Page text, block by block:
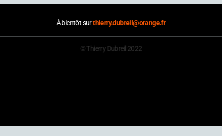
À bientôt surthierry.dubreil@orange.fr
© Thierry Dubreil 2022